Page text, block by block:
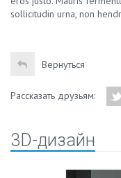
sollicitudin urna, non
Вернуться
Рассказать друзьям:
3D-дизайн